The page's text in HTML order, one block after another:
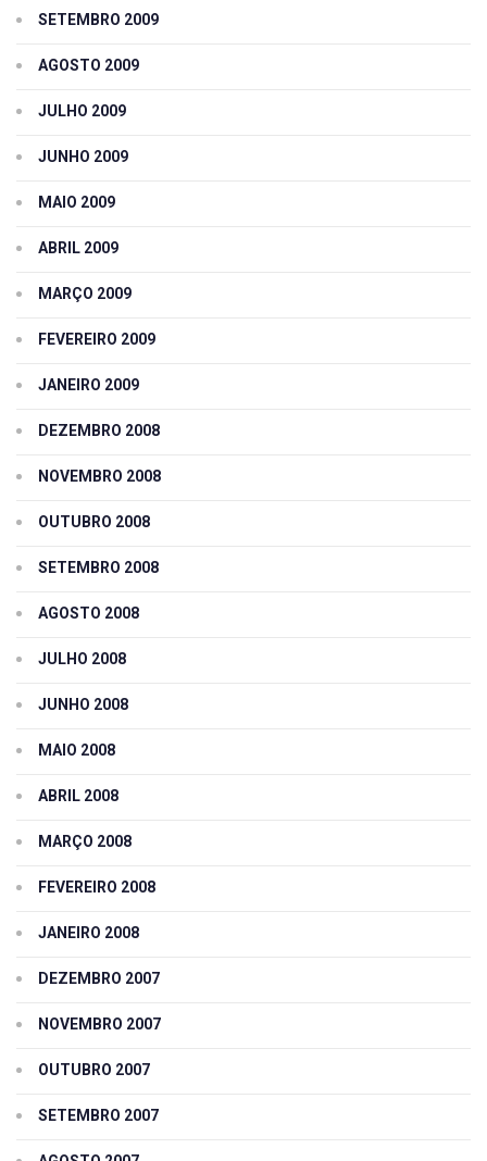
SETEMBRO 2009
AGOSTO 2009
JULHO 2009
JUNHO 2009
MAIO 2009
ABRIL 2009
MARÇO 2009
FEVEREIRO 2009
JANEIRO 2009
DEZEMBRO 2008
NOVEMBRO 2008
OUTUBRO 2008
SETEMBRO 2008
AGOSTO 2008
JULHO 2008
JUNHO 2008
MAIO 2008
ABRIL 2008
MARÇO 2008
FEVEREIRO 2008
JANEIRO 2008
DEZEMBRO 2007
NOVEMBRO 2007
OUTUBRO 2007
SETEMBRO 2007